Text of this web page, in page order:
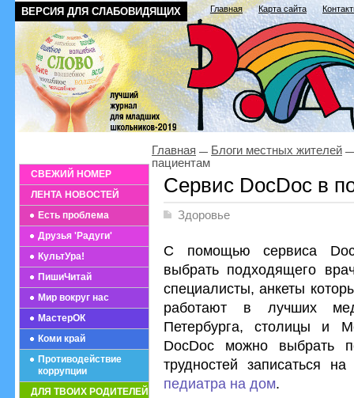
ВЕРСИЯ ДЛЯ СЛАБОВИДЯЩИХ Главная Карта сайта
СВЕЖИЙ НОМЕР
ЛЕНТА НОВОСТЕЙ
Есть проблема
Друзья 'Радуги'
КультУра!
ПишиЧитай
Мир вокруг нас
МастерОК
Коми край
Противодействие
коррупции
ДЛЯ ТВОИХ РОДИТЕЛЕЙ
Главная
Блоги местных жителей
пациентам
Сервис DocDoc в
Здоровье
С помощью сервиса
выбрать подходящего
специалисты, анкеты
работают в лучших
Петербурга, столицы и
DocDoc можно выбрать
трудностей записаться
педиатра на дом.